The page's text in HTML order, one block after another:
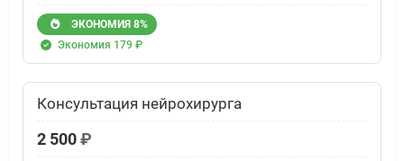
ЭКОНОМИЯ 8%
Экономия 179 ₽
Консультация нейрохирурга
2 500₽